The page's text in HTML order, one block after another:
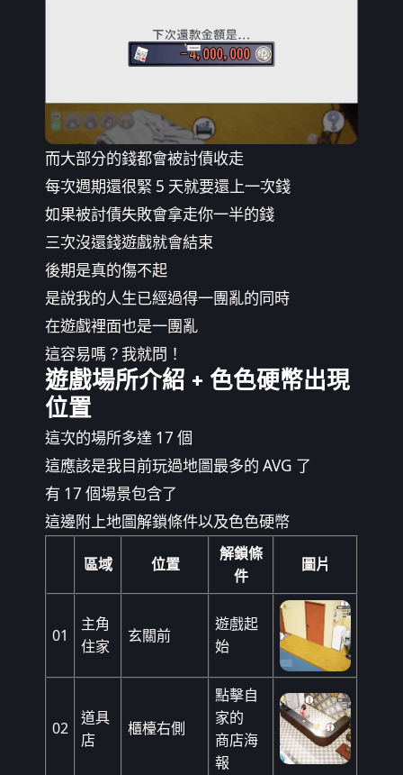
而大部分的錢都會被討債收走
每次週期還很緊 5 天就要還上一次錢
如果被討債失敗會拿走你一半的錢
三次沒還錢遊戲就會結束
後期是真的傷不起
是說我的人生已經過得一團亂的同時
在遊戲裡面也是一團亂
這容易嗎？我就問！
遊戲場所介紹 + 色色硬幣出現
位置
這次的場所多達 17 個
這應該是我目前玩過地圖最多的 AVG 了
有 17 個場景包含了
這邊附上地圖解鎖條件以及色色硬幣
區域 位置
解鎖條
件
圖片
01
主角
住家
玄關前
遊戲起
始
02
道具
店
櫃檯右側
點擊自
家的
商店海
報